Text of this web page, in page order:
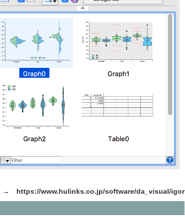
→ https://www.hulinks.co.jp/software/da_visual/igor